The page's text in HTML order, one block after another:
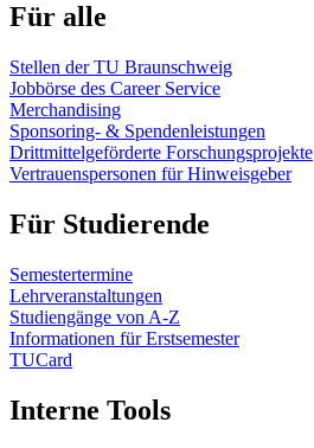
Für alle
Stellen der TU Braunschweig
Jobbörse des Career Service
Merchandising
Sponsoring- & Spendenleistungen
Drittmittelgeförderte Forschungsprojekte
Vertrauenspersonen für Hinweisgeber
Für Studierende
Semestertermine
Lehrveranstaltungen
Studiengänge von A-Z
Informationen für Erstsemester
TUCard
Interne Tools